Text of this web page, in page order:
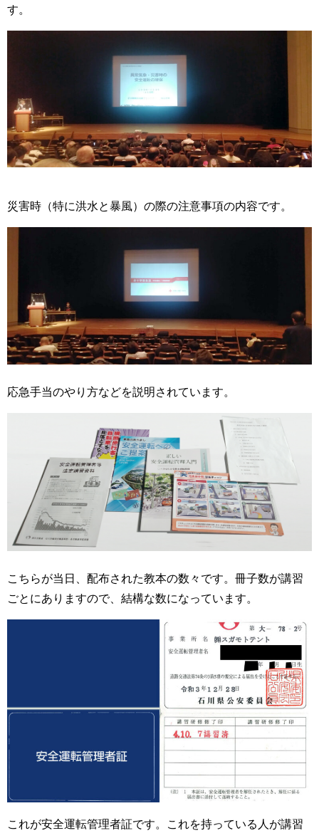
す。
災害時（特に洪水と暴風）の際の注意事項の内容です。
応急手当のやり方などを説明されています。
こちらが当日、配布された教本の数々です。冊子数が講習
ごとにありますので、結構な数になっています。
これが安全運転管理者証です。これを持っている人が講習